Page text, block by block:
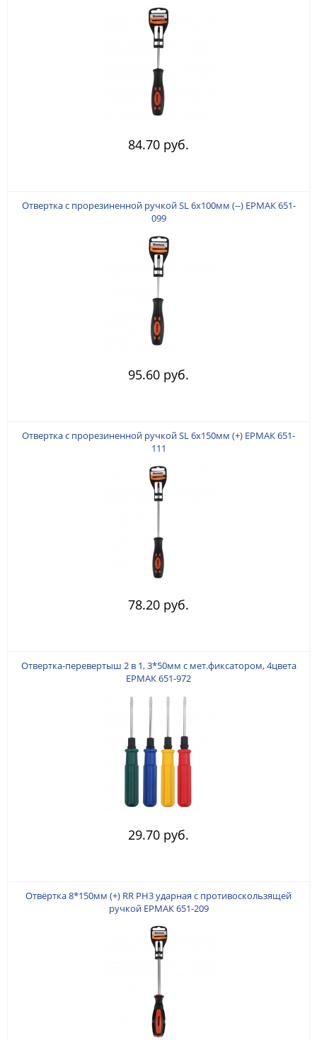
84.70 руб.
Отвертка с прорезиненной ручкой SL 6х100мм (--) ЕРМАК 651-
099
95.60 руб.
Отвертка с прорезиненной ручкой SL 6х150мм (+) ЕРМАК 651-
111
78.20 руб.
Отвертка-перевертыш 2 в 1, 3*50мм с мет.фиксатором, 4цвета
ЕРМАК 651-972
29.70 руб.
Отвёртка 8*150мм (+) RR РН3 ударная с противоскользящей
ручкой ЕРМАК 651-209